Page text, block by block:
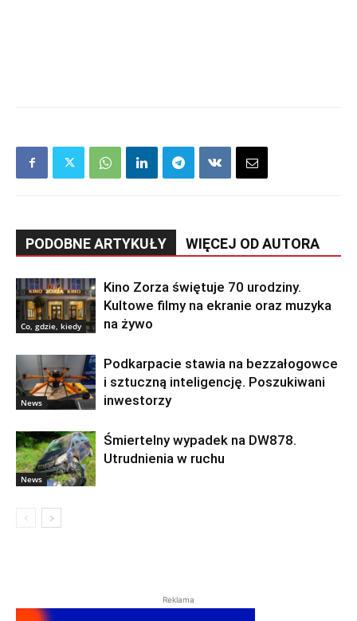
PODOBNE ARTYKUŁY WIĘCEJ OD AUTORA
Co, gdzie, kiedy
Kino Zorza świętuje 70 urodziny.
Kultowe filmy na ekranie oraz muzyka
na żywo
News
Podkarpacie stawia na bezzałogowce
i sztuczną inteligencję. Poszukiwani
inwestorzy
News
Śmiertelny wypadek na DW878.
Utrudnienia w ruchu
Reklama